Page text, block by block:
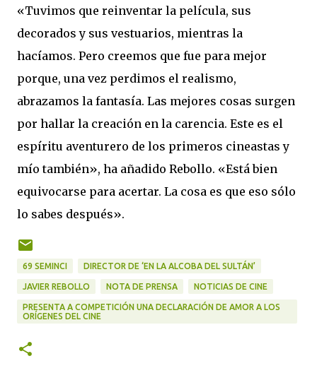
«Tuvimos que reinventar la película, sus
decorados y sus vestuarios, mientras la
hacíamos. Pero creemos que fue para mejor
porque, una vez perdimos el realismo,
abrazamos la fantasía. Las mejores cosas surgen
por hallar la creación en la carencia. Este es el
espíritu aventurero de los primeros cineastas y
mío también», ha añadido Rebollo. «Está bien
equivocarse para acertar. La cosa es que eso sólo
lo sabes después».
69 SEMINCI DIRECTOR DE ‘EN LA ALCOBA DEL SULTÁN’
JAVIER REBOLLO NOTA DE PRENSA NOTICIAS DE CINE
PRESENTA A COMPETICIÓN UNA DECLARACIÓN DE AMOR A LOS
ORÍGENES DEL CINE